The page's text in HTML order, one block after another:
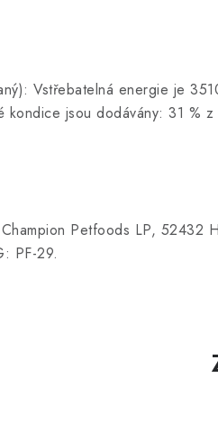
Vstřebatelná energie je
kondice jsou dodávány: 31 %
Petfoods LP, 52432
PF-29.